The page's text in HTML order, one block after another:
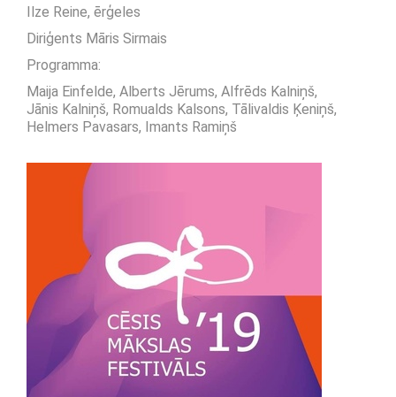
Ilze Reine, ērģeles
Diriģents Māris Sirmais
Programma:
Maija Einfelde, Alberts Jērums, Alfrēds Kalniņš,
Jānis Kalniņš, Romualds Kalsons, Tālivaldis Ķeniņš,
Helmers Pavasars, Imants Ramiņš